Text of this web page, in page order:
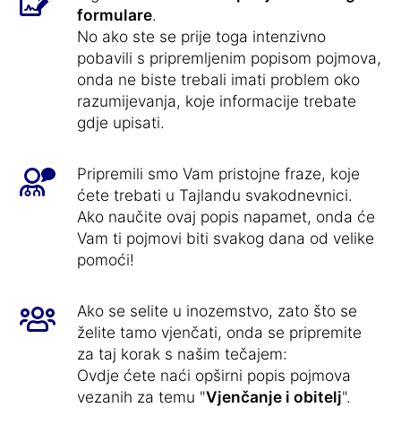
formulare.
No ako ste se prije toga intenzivno
pobavili s pripremljenim popisom pojmova,
onda ne biste trebali imati problem oko
razumijevanja, koje informacije trebate
gdje upisati.
Pripremili smo Vam pristojne fraze, koje
ćete trebati u Tajlandu svakodnevnici.
Ako naučite ovaj popis napamet, onda će
Vam ti pojmovi biti svakog dana od velike
pomoći!
Ako se selite u inozemstvo, zato što se
želite tamo vjenčati, onda se pripremite
za taj korak s našim tečajem:
Ovdje ćete naći opširni popis pojmova
vezanih za temu "Vjenčanje i obitelj".